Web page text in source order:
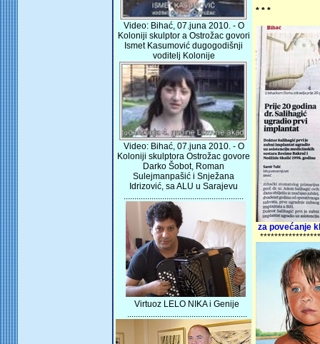
Video: Bihać, 07.juna 2010. - O
Koloniji skulptor a Ostrožac govori
Ismet Kasumović dugogodišnji
voditelj Kolonije
Video: Bihać, 07.juna 2010. - O
Koloniji skulptora Ostrožac govore
Darko Šobot, Roman
Sulejmanpašić i Snježana
Idrizović, sa ALU u Sarajevu
........................................................
Virtuoz LELO NIKA i Genije
........................................................
* * *
za povećanje